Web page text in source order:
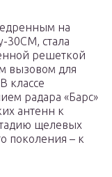
на
30СМ, стала
решеткой
вызовом для
классе
радара «Барс»
антенн к
щелевых
поколения – к